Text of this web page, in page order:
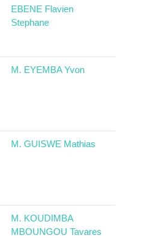
EBENE Flavien
Stephane
M. EYEMBA Yvon
M. GUISWE Mathias
M. KOUDIMBA
MBOUNGOU Tavares